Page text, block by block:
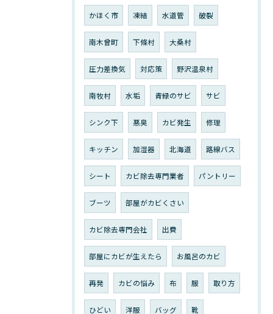
かほく市 凍結 水道管 破裂
南木曾町 下條村 大桑村
圧力差換気 対応策 野沢温泉村
南牧村 水垢 青緑のサビ サビ
シンク下 悪臭 カビ発生 修理
キッチン 加湿器 北海道 路線バス
シート カビ除去専門業者 パントリー
ブーツ 部屋がカビくさい
カビ除去専門会社 出費
部屋にカビが生えたら お風呂のカビ
再発 カビの悩み 布 服 取り方
ひどい 洋服 バッグ 靴